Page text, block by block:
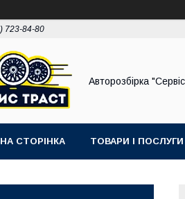
723-84-80
Авторозбірка
СТОРІНКА ТОВАРИ І ПОСЛУГИ